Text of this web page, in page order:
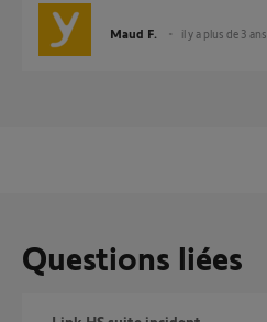
Maud F. il y a plus de 3 ans
Questions liées